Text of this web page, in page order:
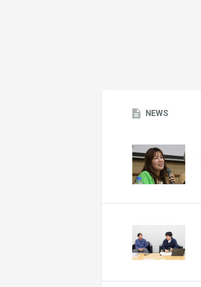
NEWS